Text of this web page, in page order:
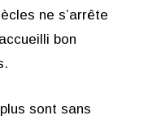
ne s’arrête
bon
sont sans